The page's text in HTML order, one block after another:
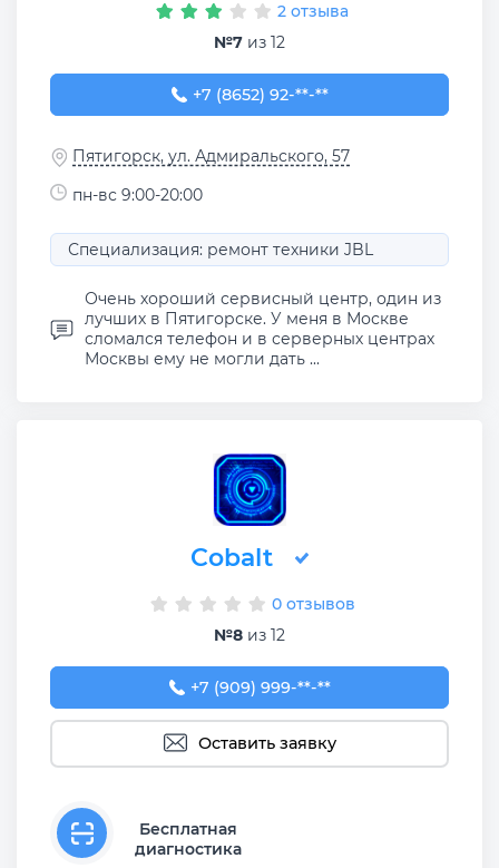
2 отзыва
№7 из 12
+7 (8652) 92-29-22
+7 (8652) 92-**-**
Пятигорск, ул. Адмиральского, 57
пн-вс 9:00-20:00
Специализация: ремонт техники JBL
Очень хороший сервисный центр, один из
лучших в Пятигорске. У меня в Москве
сломался телефон и в серверных центрах
Москвы ему не могли дать ...
Cobalt
0 отзывов
№8 из 12
+7 (909) 999-34-81
+7 (909) 999-**-**
Оставить заявку
Бесплатная
диагностика